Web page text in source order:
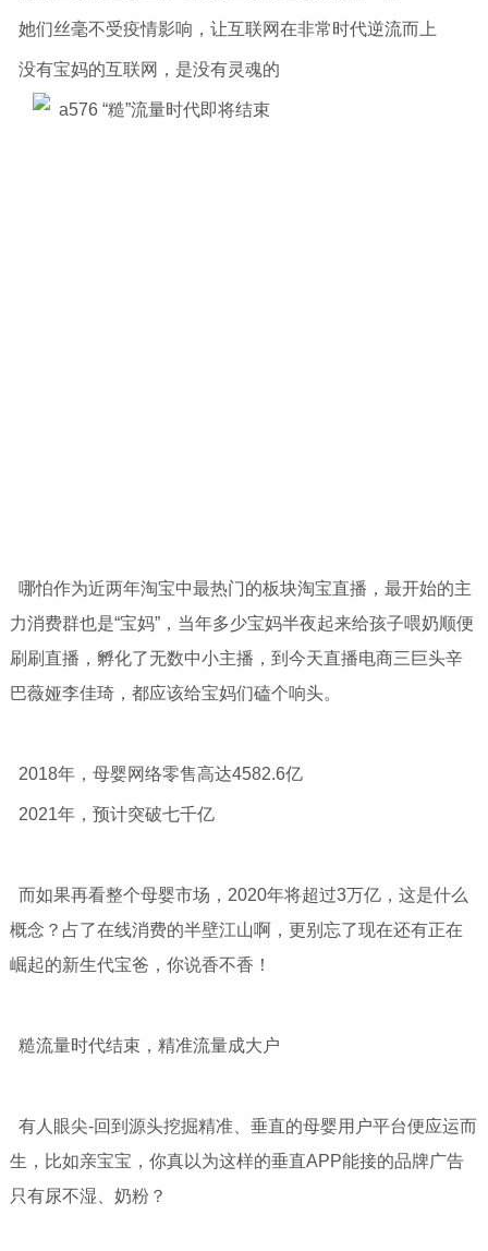
她们丝毫不受疫情影响，让互联网在非常时代逆流而上
没有宝妈的互联网，是没有灵魂的
哪怕作为近两年淘宝中最热门的板块淘宝直播，最开始的主
力消费群也是“宝妈”，当年多少宝妈半夜起来给孩子喂奶顺便
刷刷直播，孵化了无数中小主播，到今天直播电商三巨头辛
巴薇娅李佳琦，都应该给宝妈们磕个响头。
2018年，母婴网络零售高达4582.6亿
2021年，预计突破七千亿
而如果再看整个母婴市场，2020年将超过3万亿，这是什么
概念？占了在线消费的半壁江山啊，更别忘了现在还有正在
崛起的新生代宝爸，你说香不香！
糙流量时代结束，精准流量成大户
有人眼尖-回到源头挖掘精准、垂直的母婴用户平台便应运而
生，比如亲宝宝，你真以为这样的垂直APP能接的品牌广告
只有尿不湿、奶粉？